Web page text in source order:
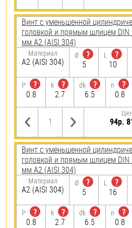
Винт с уменьшенной
головкой и прямым шлицем DIN
мм А2 (AISI 304)
Материал
А2 (AISI 304)
Ø
?
5
L
?
10
P
?
0.8
k
?
2.7
dk
?
6.5
n
?
0.8
94р.
Винт с уменьшенной
головкой и прямым шлицем DIN
мм А2 (AISI 304)
Материал
А2 (AISI 304)
Ø
?
5
L
?
16
P
?
0.8
k
?
2.7
dk
?
6.5
n
?
0.8